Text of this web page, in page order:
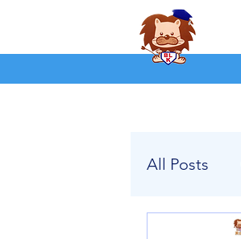
All Posts